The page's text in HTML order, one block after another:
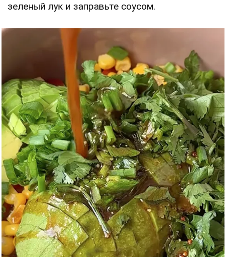
зеленый лук и заправьте соусом.